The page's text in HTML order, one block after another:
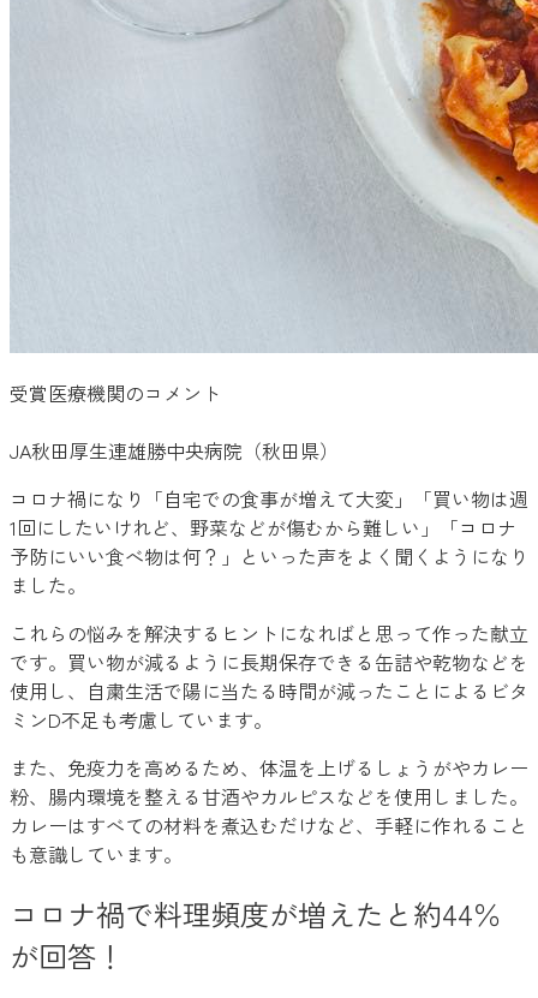
受賞医療機関のコメント
JA秋田厚生連雄勝中央病院（秋田県）
コロナ禍になり「自宅での食事が増えて大変」「買い物は週
1回にしたいけれど、野菜などが傷むから難しい」「コロナ
予防にいい食べ物は何？」といった声をよく聞くようになり
ました。
これらの悩みを解決するヒントになればと思って作った献立
です。買い物が減るように長期保存できる缶詰や乾物などを
使用し、自粛生活で陽に当たる時間が減ったことによるビタ
ミンD不足も考慮しています。
また、免疫力を高めるため、体温を上げるしょうがやカレー
粉、腸内環境を整える甘酒やカルピスなどを使用しました。
カレーはすべての材料を煮込むだけなど、手軽に作れること
も意識しています。
コロナ禍で料理頻度が増えたと約44％
が回答！